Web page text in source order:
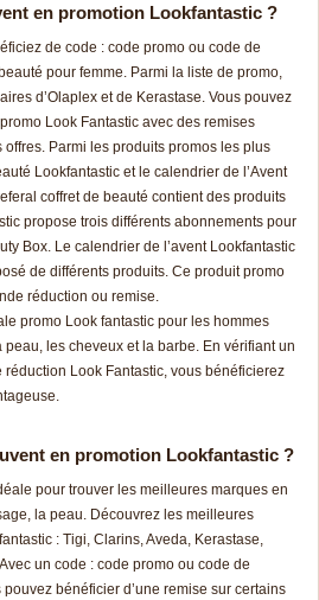
en promotion Lookfantastic ?
de code : code promo ou code de
pour femme. Parmi la liste de promo,
d’Olaplex et de Kerastase. Vous pouvez
Look Fantastic avec des remises
Parmi les produits promos les plus
Lookfantastic et le calendrier de l’Avent
coffret de beauté contient des produits
propose trois différents abonnements pour
Box. Le calendrier de l’avent Lookfantastic
de différents produits. Ce produit promo
réduction ou remise.
promo Look fantastic pour les hommes
les cheveux et la barbe. En vérifiant un
Look Fantastic, vous bénéficierez
en promotion Lookfantastic ?
pour trouver les meilleures marques en
la peau. Découvrez les meilleures
: Tigi, Clarins, Aveda, Kerastase,
un code : code promo ou code de
bénéficier d’une remise sur certains